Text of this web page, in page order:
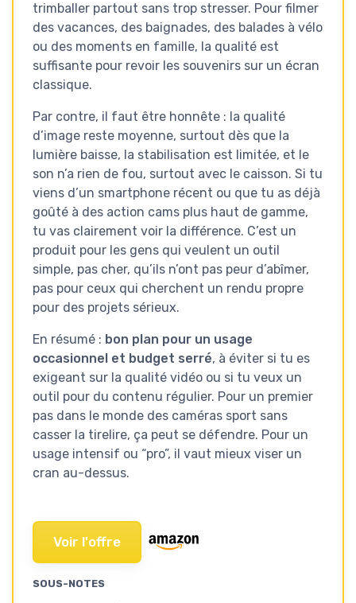
trimballer partout sans trop stresser. Pour filmer
des vacances, des baignades, des balades à vélo
ou des moments en famille, la qualité est
suffisante pour revoir les souvenirs sur un écran
classique.
Par contre, il faut être honnête : la qualité
d’image reste moyenne, surtout dès que la
lumière baisse, la stabilisation est limitée, et le
son n’a rien de fou, surtout avec le caisson. Si tu
viens d’un smartphone récent ou que tu as déjà
goûté à des action cams plus haut de gamme,
tu vas clairement voir la différence. C’est un
produit pour les gens qui veulent un outil
simple, pas cher, qu’ils n’ont pas peur d’abîmer,
pas pour ceux qui cherchent un rendu propre
pour des projets sérieux.
En résumé : bon plan pour un usage
occasionnel et budget serré, à éviter si tu es
exigeant sur la qualité vidéo ou si tu veux un
outil pour du contenu régulier. Pour un premier
pas dans le monde des caméras sport sans
casser la tirelire, ça peut se défendre. Pour un
usage intensif ou “pro”, il vaut mieux viser un
cran au-dessus.
Voir l'offre
SOUS-NOTES